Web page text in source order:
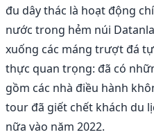
đu dây thác là hoạt động
nước trong hẻm núi
xuống các máng trượt đá
thực quan trọng: đã có
gồm các nhà điều hành
tour đã giết chết khách du
nữa vào năm 2022.